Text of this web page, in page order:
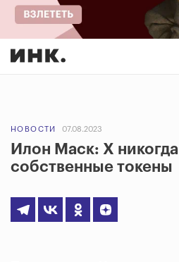
НОВОСТИ 07.08.2023
Илон Маск: X
собственные токены